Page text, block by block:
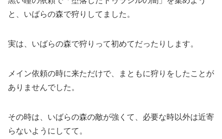
と、いばらの森で狩りしてました。
実は、いばらの森で狩りって初めてだったりします。
メイン依頼の時に来ただけで、まともに狩りをしたことが
ありませんでした。
その時は、いばらの森の敵が強くて、必要な時以外は近寄
らないようにしてて。